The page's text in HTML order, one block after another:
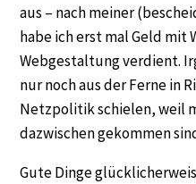
aus – nach meiner
habe ich erst mal Geld mit
Webgestaltung verdient.
nur noch aus der Ferne in
Netzpolitik schielen, weil
dazwischen gekommen
Gute Dinge